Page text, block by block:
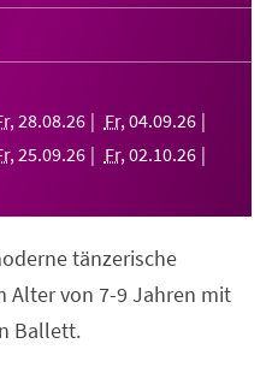
, 28.08.26 Fr, 04.09.26
, 25.09.26 Fr, 02.10.26
tänzerische
Alter von 7-9 Jahren mit
Ballett.